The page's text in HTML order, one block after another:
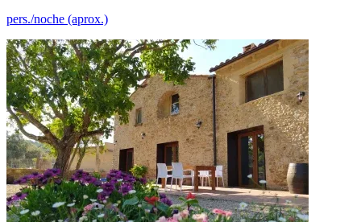
pers./noche (aprox.)